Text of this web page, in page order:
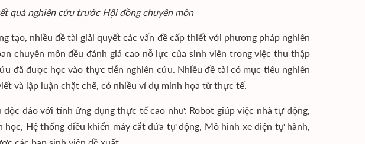
quả nghiên cứu trước Hội đồng chuyên môn
tạo, nhiều đề tài giải quyết các vấn đề cấp thiết với phương pháp nghiên
chuyên môn đều đánh giá cao nỗ lực của sinh viên trong việc thu thập
đã được học vào thực tiễn nghiên cứu. Nhiều đề tài có mục tiêu nghiên
và lập luận chặt chẽ, có nhiều ví dụ minh họa từ thực tế.
độc đáo với tính ứng dụng thực tế cao như: Robot giúp việc nhà tự động,
Hệ thống điều khiển máy cắt dứa tự động, Mô hình xe điện tự hành,